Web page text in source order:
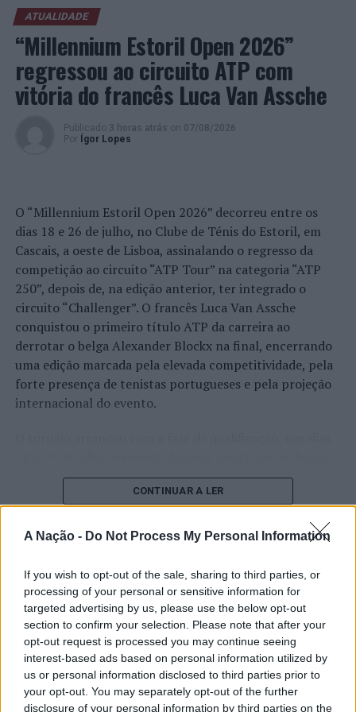
A Nação - Do Not Process My Personal Information
If you wish to opt-out of the sale, sharing to third parties, or
processing of your personal or sensitive information for
targeted advertising by us, please use the below opt-out
section to confirm your selection. Please note that after your
opt-out request is processed you may continue seeing
interest-based ads based on personal information utilized by
us or personal information disclosed to third parties prior to
your opt-out. You may separately opt-out of the further
disclosure of your personal information by third parties on the
portugueses foram os primeiros europeus no Japão, há
480 anos, introduzindo a sua cultura, o cristianismo e as
armas de fogo. Fernão Mendes Pinto (1511?-1583)
embarcou de Portugal em 1537 e terá percorrido Meca,
Abissínia, Ormuz, Índia, Birmânia, Cochinchina, Sião,
China, Japão e a atual Indonésia, sendo soldado,
assistindo a mortes incontáveis, negócios, alianças e
Foto: UM.
TÓPICOS RELACIONADOS:
BIBLIOTECA PÚBLICA DE BRAGA
DESTAQUE
EXPOSIÇÃO
FERNÃO MENDES PINTO
LITERATURA
PRÓXIMO
Aveiro: Homem detido em cumprimento de Mandado de
Detenção
NÃO PERCA
Nazaré: Detido com mandado de detenção pendente por
ATUALIDADE
“Millennium Estoril Open 2026”
regressou ao circuito ATP com
vitória do francês Luca Van Assche
Publicado 3 horas atrás on 07/08/2026
Por
Ígor Lopes
O “Millennium Estoril Open 2026” decorreu entre os
dias 18 e 26 de julho, no Clube de Ténis do Estoril, em
Cascais, a oeste de Lisboa, assinalando o regresso da
competição ao circuito “ATP Tour” na categoria “ATP
250”, depois de, na edição anterior, ter integrado o
circuito “Challenger”. O francês Luca Van Assche
conquistou o primeiro título ATP da carreira ao
derrotar o belga Alexander Blockx na final, encerrando
uma edição marcada pela elevada competitividade, pela
forte presença de tenistas portugueses e pela projeção
internacional do evento.
de um lugar no quadro principal. A cerimónia de
abertura contou com a presença do presidente da
acompanhado pelo executivo municipal, assinalando o
concelho no centro do calendário internacional do
ténis.
Apesar das desistências de última hora de jogadores
como Casper Ruud (Noruega), Alejandro Davidovich
Fokina (Espanha) e Matteo Arnaldi (Itália), a prova
apresentou um quadro competitivo de elevado nível,
liderado pelo russo Andrey Rublev, primeiro cabeça de
CONTINUAR A LER
Castelo Branco: “Bienal
Internacional de Artes e Ofícios”
promete afirmar artesanato,
património e inovação como
“motores de desenvolvimento